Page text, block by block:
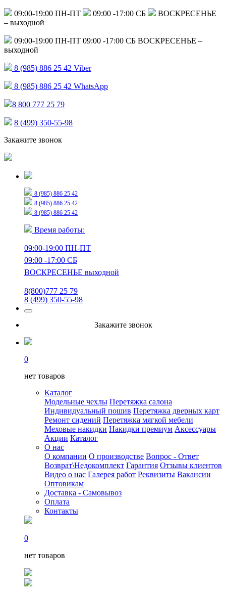
09:00-19:00 ПН-ПТ 09:00 -17:00 СБ
ВОСКРЕСЕНЬЕ
– выходной
09:00-19:00 ПН-ПТ 09:00 -17:00 СБ ВОСКРЕСЕНЬЕ –
выходной
8 (985) 886 25 42 Viber
8 (985) 886 25 42 WhatsApp
8 800 777 25 79
8 (499) 350-55-98
Закажите звонок
8 (985) 886 25 42
8 (985) 886 25 42
8 (985) 886 25 42
Время работы:
09:00-19:00 ПН-ПТ
09:00 -17:00 СБ
ВОСКРЕСЕНЬЕ выходной
8(800)777 25 79
8 (499) 350-55-98
Закажите звонок
0
нет товаров
Каталог
Модельные чехлы Перетяжка салона
Индивидуальный пошив Перетяжка дверных карт
Ремонт сидений Перетяжка мягкой мебели
Меховые накидки Накидки премиум Аксессуары
Акции Каталог
О нас
О компании О производстве Вопрос - Ответ
Возврат\Недокомплект Гарантия Отзывы клиентов
Видео о нас Галерея работ Реквизиты Вакансии
Оптовикам
Доставка - Самовывоз
Оплата
Контакты
0
нет товаров